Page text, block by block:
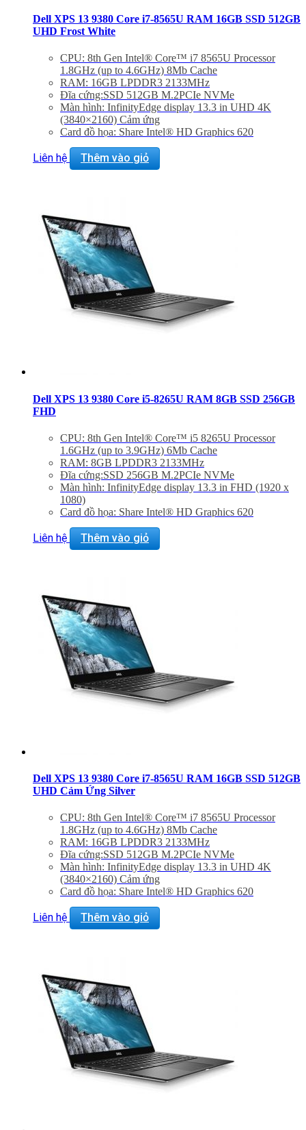
Dell XPS 13 9380 Core i7-8565U RAM 16GB SSD 512GB
UHD Frost White
CPU: 8th Gen Intel® Core™ i7 8565U Processor
1.8GHz (up to 4.6GHz) 8Mb Cache
RAM: 16GB LPDDR3 2133MHz
Đĩa cứng:SSD 512GB M.2PCIe NVMe
Màn hình: InfinityEdge display 13.3 in UHD 4K
(3840×2160) Cảm ứng
Card đồ họa: Share Intel® HD Graphics 620
Liên hệ Thêm vào giỏ
Dell XPS 13 9380 Core i5-8265U RAM 8GB SSD 256GB
FHD
CPU: 8th Gen Intel® Core™ i5 8265U Processor
1.6GHz (up to 3.9GHz) 6Mb Cache
RAM: 8GB LPDDR3 2133MHz
Đĩa cứng:SSD 256GB M.2PCIe NVMe
Màn hình: InfinityEdge display 13.3 in FHD (1920 x
1080)
Card đồ họa: Share Intel® HD Graphics 620
Liên hệ Thêm vào giỏ
Dell XPS 13 9380 Core i7-8565U RAM 16GB SSD 512GB
UHD Cảm Ứng Silver
CPU: 8th Gen Intel® Core™ i7 8565U Processor
1.8GHz (up to 4.6GHz) 8Mb Cache
RAM: 16GB LPDDR3 2133MHz
Đĩa cứng:SSD 512GB M.2PCIe NVMe
Màn hình: InfinityEdge display 13.3 in UHD 4K
(3840×2160) Cảm ứng
Card đồ họa: Share Intel® HD Graphics 620
Màu sắc: Silver
Liên hệ Thêm vào giỏ